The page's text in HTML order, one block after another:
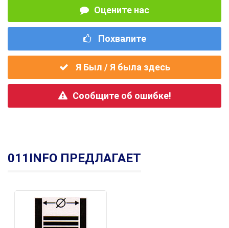
Оцените нас
Похвалите
Я Был / Я была здесь
Сообщите об ошибке!
011INFO ПРЕДЛАГАЕТ